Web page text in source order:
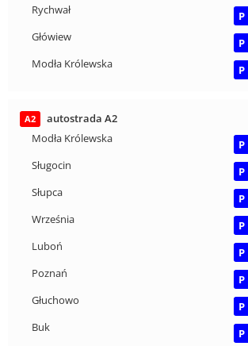
Rychwał
P
Główiew
P
Modła Królewska
P
A2
autostrada A2
Modła Królewska
P
Sługocin
P
Słupca
P
Września
P
Luboń
P
Poznań
P
Głuchowo
P
Buk
P